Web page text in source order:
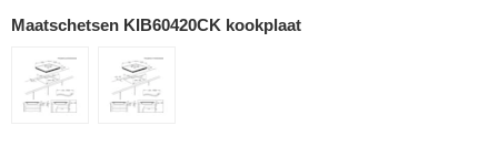
Maatschetsen KIB60420CK kookplaat